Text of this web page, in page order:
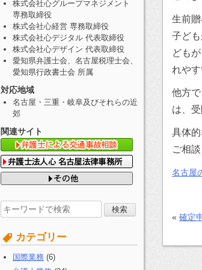
生前
子ど
ども
れや
他方
は、
具体
ご相談
名古屋
« 確定
株式会社心グループマネジメント
専務取締役
株式会社心経営 専務取締役
株式会社心デジタル 代表取締役
株式会社心デザイン 代表取締役
愛知県弁護士会、名古屋税理士会、
愛知県行政書士会 所属
対応地域
名古屋・三重・岐阜及びそれらの近
郊
関連サイト
検
索
す
る:
カテゴリー
国際業務 (6)